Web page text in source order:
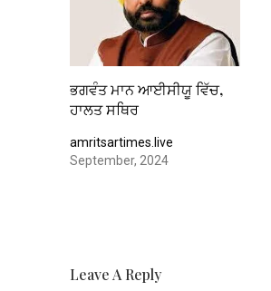
ਭਗਵੰਤ ਮਾਨ ਆਈਸੀਯੂ ਵਿੱਚ,
ਹਾਲਤ ਸਥਿਰ
amritsartimes.live
September, 2024
Leave A Reply